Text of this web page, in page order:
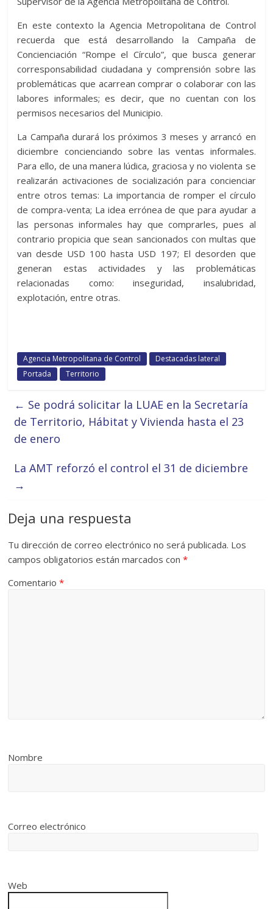
En este contexto la Agencia Metropolitana de Control
recuerda que está desarrollando la Campaña de
Concienciación “Rompe el Círculo”, que busca generar
corresponsabilidad ciudadana y comprensión sobre las
problemáticas que acarrean comprar o colaborar con las
labores informales; es decir, que no cuentan con los
permisos necesarios del Municipio.
La Campaña durará los próximos 3 meses y arrancó en
diciembre concienciando sobre las ventas informales.
Para ello, de una manera lúdica, graciosa y no violenta se
realizarán activaciones de socialización para concienciar
entre otros temas: La importancia de romper el círculo
de compra-venta; La idea errónea de que para ayudar a
las personas informales hay que comprarles, pues al
contrario propicia que sean sancionados con multas que
van desde USD 100 hasta USD 197; El desorden que
generan estas actividades y las problemáticas
relacionadas como: inseguridad, insalubridad,
explotación, entre otras.
Agencia Metropolitana de Control
Destacadas lateral
Portada
Territorio
← Se podrá solicitar la LUAE en la Secretaría
de Territorio, Hábitat y Vivienda hasta el 23
de enero
La AMT reforzó el control el 31 de diciembre
→
Deja una respuesta
Tu dirección de correo electrónico no será publicada. Los
campos obligatorios están marcados con*
Comentario*
Nombre
Correo electrónico
Web